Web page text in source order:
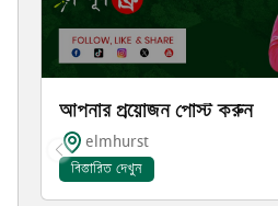
আপনার প্রয়োজন পোস্ট করুন
elmhurst
বিস্তারিত দেখুন